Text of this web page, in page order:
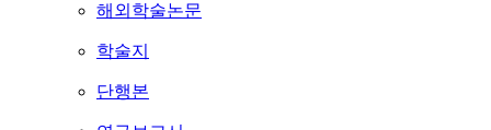
해외학술논문
학술지
단행본